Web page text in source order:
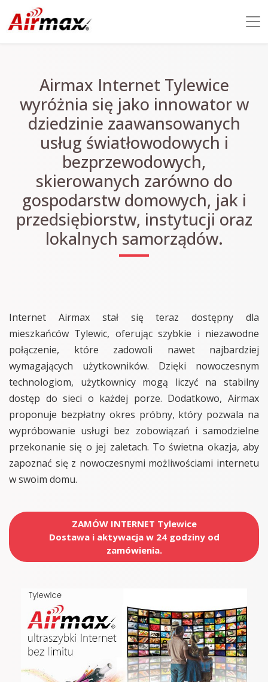
Airmax Internet Tylewice
wyróżnia się jako innowator w
dziedzinie zaawansowanych
usług światłowodowych i
bezprzewodowych,
skierowanych zarówno do
gospodarstw domowych, jak i
przedsiębiorstw, instytucji oraz
lokalnych samorządów.
Internet Airmax stał się teraz dostępny dla
mieszkańców Tylewic, oferując szybkie i niezawodne
połączenie, które zadowoli nawet najbardziej
wymagających użytkowników. Dzięki nowoczesnym
technologiom, użytkownicy mogą liczyć na stabilny
dostęp do sieci o każdej porze. Dodatkowo, Airmax
proponuje bezpłatny okres próbny, który pozwala na
wypróbowanie usługi bez zobowiązań i samodzielne
przekonanie się o jej zaletach. To świetna okazja, aby
zapoznać się z nowoczesnymi możliwościami internetu
w swoim domu.
ZAMÓW INTERNET Tylewice
Dostawa i aktywacja w 24 godziny od
zamówienia.